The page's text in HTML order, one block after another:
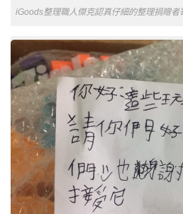
iGoods整理職人傑克認真仔細的整理捐贈